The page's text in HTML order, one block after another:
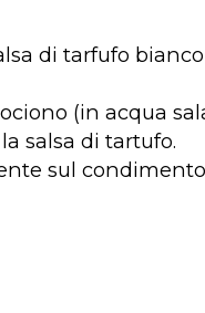
di tarfufo
(in acqua
salsa di tartufo.
sul